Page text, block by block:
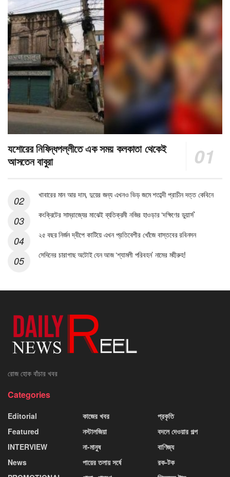
যশোরের নিষিদ্ধপল্লীতে এক সময় কলকাতা থেকেই
আসতেন বাবুরা
খাবারের মান আর দাম, দুয়ের জন্য এখনও ভিড় জমে শতাব্দী প্রাচীন দত্ত কেবিনে
কংক্রিটের সাম্রাজ্যের মাঝেই ব্যতিক্রমী নজির হাওড়ার ‘দক্ষিণের ডুয়ার্স’
২৫ বছর নির্জন দ্বীপে কাটিয়ে এখন প্রতিবেশীর খোঁজে বাস্তবের রবিনসন
সেদিনের চারাগাছ অটোই যেন আজ ‘শ্যামলী পরিবহন’ নামের মহীরুহ!
রোজ হোক বাঁচার খবর
Categories
Editorial
Featured
INTERVIEW
News
কাজের খবর
নস্টালজিয়া
না-মানুষ
পায়ের তলায় সর্ষে
প্রকৃতি
বদলে দেওয়ার গল্প
বাণিজ্য
রক-টক